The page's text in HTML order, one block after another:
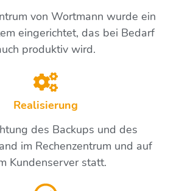
von Wortmann wurde ein
eingerichtet, das bei Bedarf
produktiv wird.
Realisierung
des Backups und des
im Rechenzentrum und auf
Kundenserver statt.